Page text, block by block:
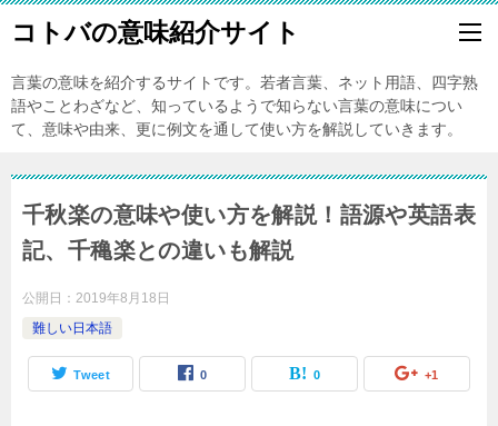
コトバの意味紹介サイト
言葉の意味を紹介するサイトです。若者言葉、ネット用語、四字熟
語やことわざなど、知っているようで知らない言葉の意味につい
て、意味や由来、更に例文を通して使い方を解説していきます。
千秋楽の意味や使い方を解説！語源や英語表
記、千穐楽との違いも解説
公開日： 2019年8月18日
難しい日本語
Tweet 0 0 +1